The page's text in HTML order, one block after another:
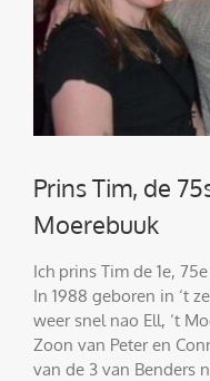
Prins Tim, de
Moerebuuk
Ich prins Tim de 1e,
In 1988 geboren in ‘t
weer snel nao Ell, ‘t
Zoon van Peter en
van de 3 van Benders